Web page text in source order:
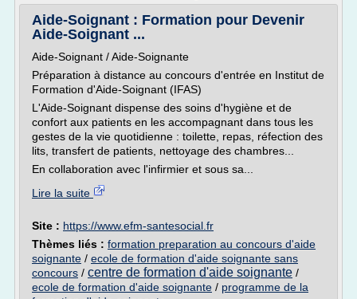
Aide-Soignant : Formation pour Devenir
Aide-Soignant ...
Aide-Soignant / Aide-Soignante
Préparation à distance au concours d'entrée en Institut de
Formation d'Aide-Soignant (IFAS)
L'Aide-Soignant dispense des soins d'hygiène et de
confort aux patients en les accompagnant dans tous les
gestes de la vie quotidienne : toilette, repas, réfection des
lits, transfert de patients, nettoyage des chambres...
En collaboration avec l'infirmier et sous sa...
Lire la suite
Site : https://www.efm-santesocial.fr
Thèmes liés : formation preparation au concours d'aide
soignante / ecole de formation d'aide soignante sans
concours / centre de formation d'aide soignante /
ecole de formation d'aide soignante / programme de la